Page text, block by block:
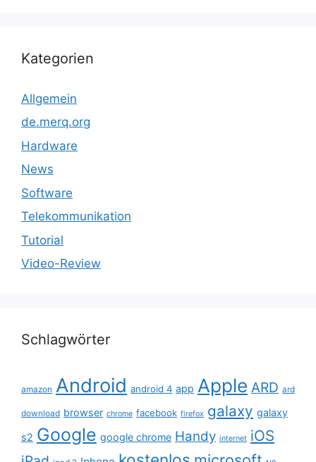
Kategorien
Allgemein
de.merq.org
Hardware
News
Software
Telekommunikation
Tutorial
Video-Review
Schlagwörter
amazon Android android 4 app Apple ARD ard
download browser chrome facebook firefox galaxy galaxy
s2 Google google chrome Handy internet iOS